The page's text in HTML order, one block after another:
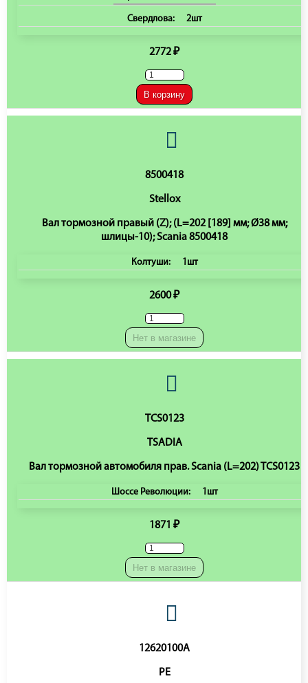
Свердлова: 2шт
2772 ₽
В корзину
8500418
Stellox
Вал тормозной правый (Z); (L=202 [189] мм; Ø38 мм;
шлицы-10); Scania 8500418
Колтуши: 1шт
2600 ₽
Нет в магазине
TCS0123
TSADIA
Вал тормозной автомобиля прав. Scania (L=202) TCS0123
Шоссе Революции: 1шт
1871 ₽
Нет в магазине
12620100A
PE